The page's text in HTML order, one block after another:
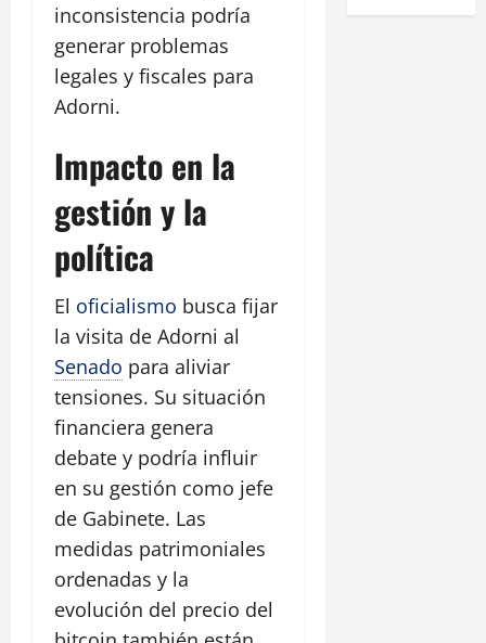
inconsistencia podría
generar problemas
legales y fiscales para
Adorni.
Impacto en la
gestión y la
política
El oficialismo busca fijar
la visita de Adorni al
Senado para aliviar
tensiones. Su situación
financiera genera
debate y podría influir
en su gestión como jefe
de Gabinete. Las
medidas patrimoniales
ordenadas y la
evolución del precio del